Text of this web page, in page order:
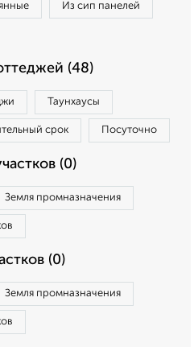
Из сип панелей
(48)
Таунхаусы
срок Посуточно
(0)
Земля промназначения
(0)
Земля промназначения